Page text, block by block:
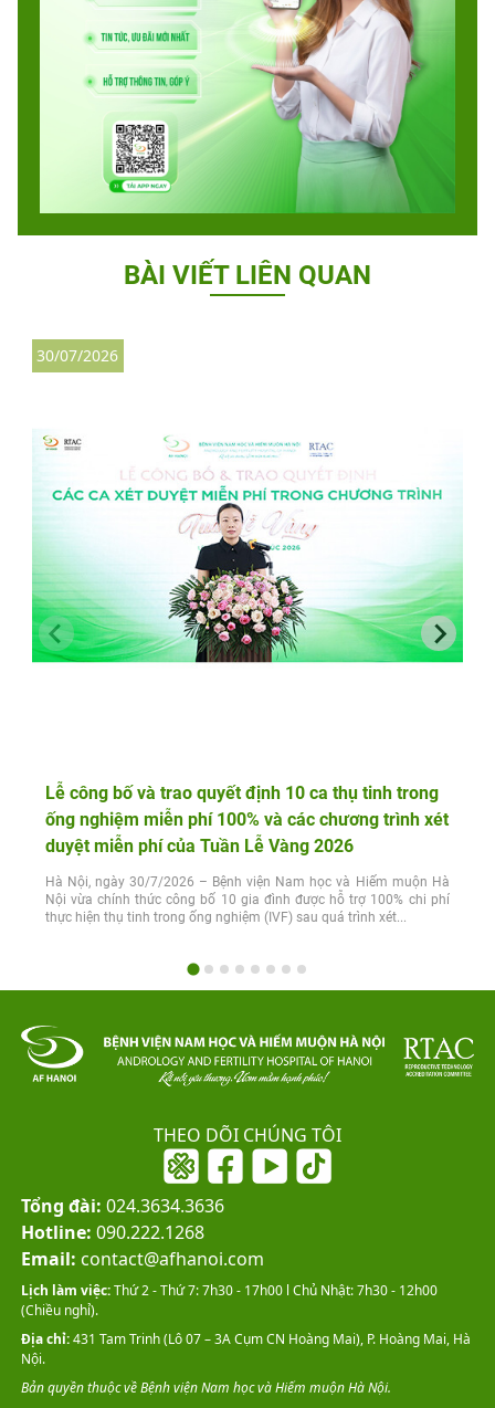
BÀI VIẾT LIÊN QUAN
Lễ công bố và trao quyết định 10 ca thụ tinh trong
ống nghiệm miễn phí 100% và các chương trình xét
duyệt miễn phí của Tuần Lễ Vàng 2026
Hà Nội, ngày 30/7/2026 – Bệnh viện Nam học và Hiếm muộn Hà
Nội vừa chính thức công bố 10 gia đình được hỗ trợ 100% chi phí
thực hiện thụ tinh trong ống nghiệm (IVF) sau quá trình xét...
30/07/2026
THEO DÕI CHÚNG TÔI
Tổng đài: 024.3634.3636
Hotline: 090.222.1268
Email: contact@afhanoi.com
Lịch làm việc:Thứ 2 - Thứ 7: 7h30 - 17h00 l Chủ Nhật: 7h30 - 12h00
(Chiều nghỉ).
Địa chỉ:431 Tam Trinh (Lô 07 – 3A Cụm CN Hoàng Mai), P. Hoàng Mai, Hà
Nội.
Bản quyền thuộc về Bệnh viện Nam học và Hiếm muộn Hà Nội.